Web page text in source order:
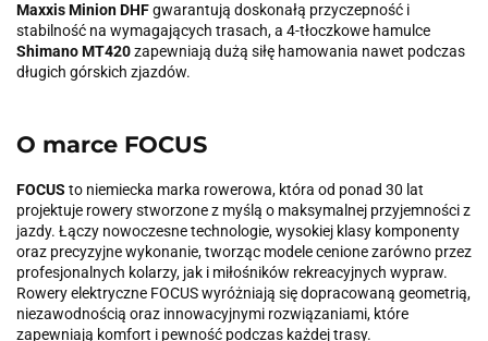
Maxxis Minion DHFgwarantują doskonałą przyczepność i
stabilność na wymagających trasach, a 4-tłoczkowe hamulce
Shimano MT420zapewniają dużą siłę hamowania nawet podczas
długich górskich zjazdów.
O marce FOCUS
FOCUS to niemiecka marka rowerowa, która od ponad 30 lat
projektuje rowery stworzone z myślą o maksymalnej przyjemności z
jazdy. Łączy nowoczesne technologie, wysokiej klasy komponenty
oraz precyzyjne wykonanie, tworząc modele cenione zarówno przez
profesjonalnych kolarzy, jak i miłośników rekreacyjnych wypraw.
Rowery elektryczne FOCUS wyróżniają się dopracowaną geometrią,
niezawodnością oraz innowacyjnymi rozwiązaniami, które
zapewniają komfort i pewność podczas każdej trasy.